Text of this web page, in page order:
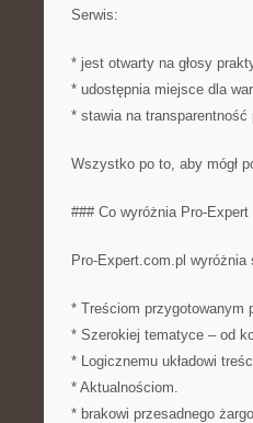
Serwis:
* jest otwarty na głosy
* udostępnia miejsce dla
* stawia na transparentność
Wszystko po to, aby mógł
### Co wyróżnia Pro-
Pro-Expert.com.pl
* Treściom przygotowanym
* Szerokiej tematyce – od
* Logicznemu układowi
* Aktualnościom.
* brakowi przesadnego